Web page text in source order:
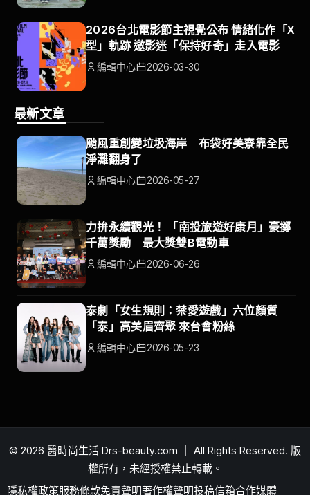
2026台北電影節主視覺公布 情緒化作「X
型」軌跡 邀影迷「保持好奇」走入電影
編輯中心 2026-03-30
最新文章
颱風重創變垃圾海岸 布袋好美寮靠全民
淨灘翻身了
編輯中心 2026-05-27
力拚永續觀光！ 「南投旅遊好康月」豪擲
千萬獎勵 最大獎雙B電動車
編輯中心 2026-06-26
泰劇「女生規則：禁愛遊戲」六位顏質
「泰」高美眉齊聚 來台會粉絲
編輯中心 2026-05-23
© 2026 醫時尚生活 Drs-beauty.com ｜ All Rights Reserved. 版
權所有，未經授權禁止轉載。
隱私權政策服務條款免責聲明著作權聲明投稿信箱合作媒體